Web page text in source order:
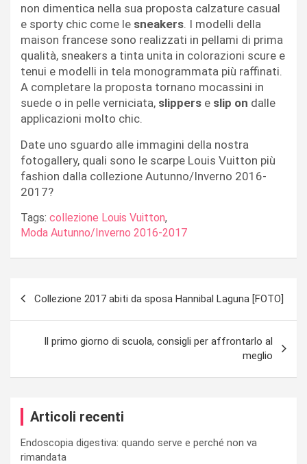
non dimentica nella sua proposta calzature casual
e sporty chic come le sneakers. I modelli della
maison francese sono realizzati in pellami di prima
qualità, sneakers a tinta unita in colorazioni scure e
tenui e modelli in tela monogrammata più raffinati.
A completare la proposta tornano mocassini in
suede o in pelle verniciata, slippers e slip on dalle
applicazioni molto chic.
Date uno sguardo alle immagini della nostra
fotogallery, quali sono le scarpe Louis Vuitton più
fashion dalla collezione Autunno/Inverno 2016-
2017?
Tags: collezione Louis Vuitton,
Moda Autunno/Inverno 2016-2017
Collezione 2017 abiti da sposa Hannibal Laguna [FOTO]
Il primo giorno di scuola, consigli per affrontarlo al
meglio
Articoli recenti
Endoscopia digestiva: quando serve e perché non va
rimandata